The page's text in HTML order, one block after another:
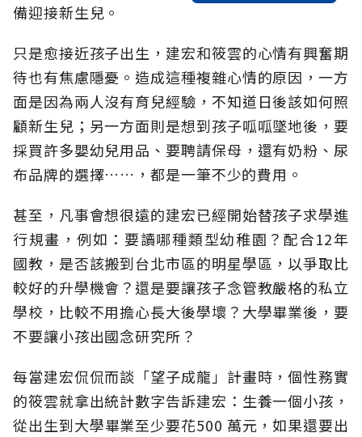
備迎接新生兒。
只是愈接近孩子出生，建宏和筱雲的心情有興奮期
待也有焦慮隱憂。造成這種複雜心情的原因，一方
面是因為兩人沒有育兒經驗，不知道日後該如何照
顧新生兒；另一方面則是想到孩子呱呱墜地後，要
採買許多嬰幼兒用品、要聘請保母，還有奶粉、尿
布品牌的選擇……，都是一筆不少的費用。
甚至，凡事會想很遠的建宏已經開始替孩子求學進
行規畫，例如：要讀哪種類型幼稚園？配合12年
國教，是否該搬到台北市區的明星學區，以爭取比
較好的升學機會？還是要讓孩子念管教嚴格的私立
學校，比較不用擔心長大後學壞？大學畢業後，要
不要讓小孩出國念研究所？
每當建宏侃侃而談「望子成龍」計畫時，個性務實
的筱雲就拿出統計數字告訴建宏：生養一個小孩，
從出生到大學畢業至少要花500 萬元，如果還要出